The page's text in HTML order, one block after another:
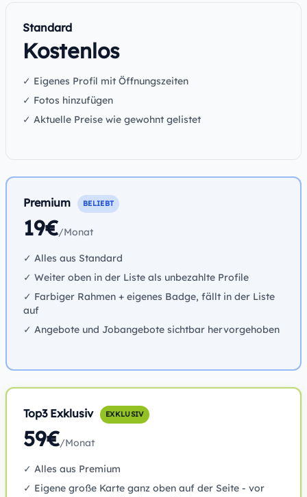
Standard
Kostenlos
✓ Eigenes Profil mit Öffnungszeiten
✓ Fotos hinzufügen
✓ Aktuelle Preise wie gewohnt gelistet
Premium BELIEBT
19€/Monat
✓ Alles aus Standard
✓ Weiter oben in der Liste als unbezahlte Profile
✓ Farbiger Rahmen + eigenes Badge, fällt in der Liste
auf
✓ Angebote und Jobangebote sichtbar hervorgehoben
Top3 Exklusiv EXKLUSIV
59€/Monat
✓ Alles aus Premium
✓ Eigene große Karte ganz oben auf der Seite - vor